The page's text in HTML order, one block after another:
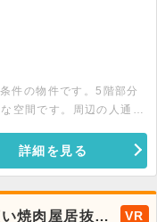
件の物件です。5階部分
空間です。周辺の人通り
詳細を見る
焼肉屋居抜き
VR